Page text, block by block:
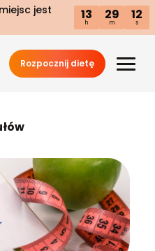
jest
13
h
29
m
11
s
Rozpocznij dietę